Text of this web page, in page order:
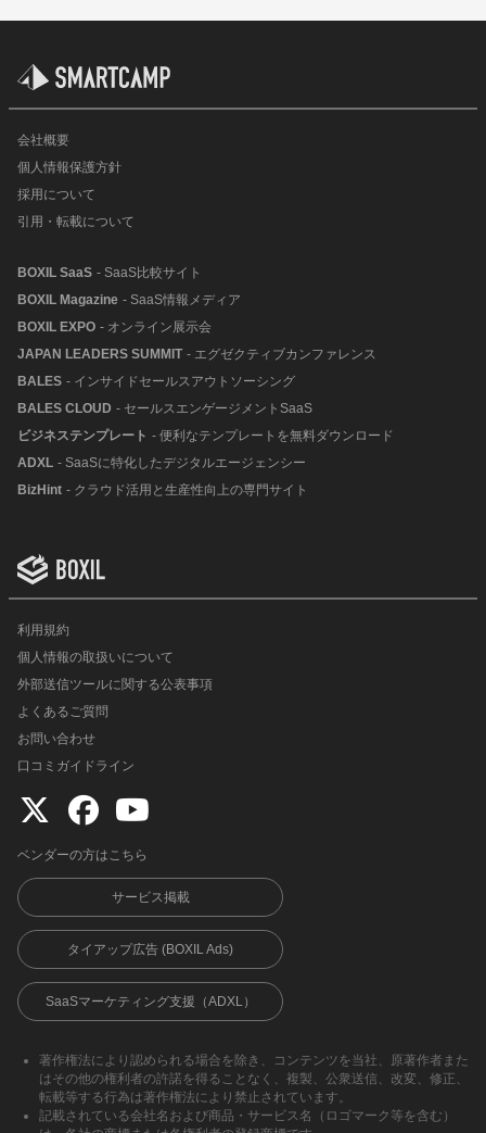
会社概要
個人情報保護方針
採用について
引用・転載について
BOXIL SaaS - SaaS比較サイト
BOXIL Magazine - SaaS情報メディア
BOXIL EXPO - オンライン展示会
JAPAN LEADERS SUMMIT - エグゼクティブカンファレンス
BALES - インサイドセールスアウトソーシング
BALES CLOUD - セールスエンゲージメントSaaS
ビジネステンプレート - 便利なテンプレートを無料ダウンロード
ADXL - SaaSに特化したデジタルエージェンシー
BizHint - クラウド活用と生産性向上の専門サイト
利用規約
個人情報の取扱いについて
外部送信ツールに関する公表事項
よくあるご質問
お問い合わせ
口コミガイドライン
ベンダーの方はこちら
サービス掲載
タイアップ広告 (BOXIL Ads)
SaaSマーケティング支援（ADXL）
著作権法により認められる場合を除き、コンテンツを当社、原著作者また
はその他の権利者の許諾を得ることなく、複製、公衆送信、改変、修正、
転載等する行為は著作権法により禁止されています。
記載されている会社名および商品・サービス名（ロゴマーク等を含む）